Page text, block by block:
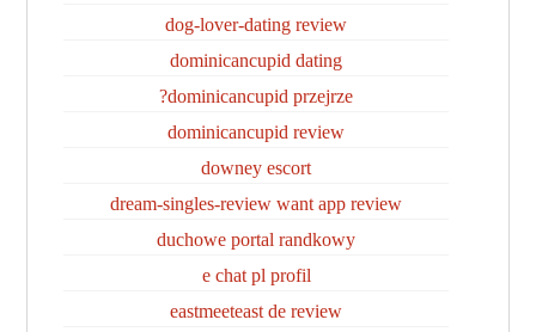
dog-lover-dating review
dominicancupid dating
dominicancupid przejrze?
dominicancupid review
downey escort
dream-singles-review want app review
duchowe portal randkowy
e chat pl profil
eastmeeteast de review